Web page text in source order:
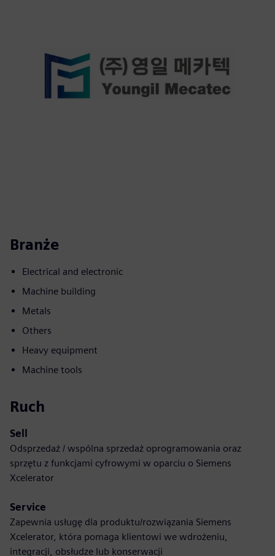
Branże
Electrical and electronic
Machine building
Metals
Others
Heavy equipment
Machine tools
Ruch
Sell
Odsprzedaż / wspólna sprzedaż oprogramowania oraz
sprzętu z funkcjami cyfrowymi w oparciu o Siemens
Xcelerator
Service
Zapewnia usługę dla produktu/rozwiązania Siemens
Xcelerator, która pomaga klientowi we wdrożeniu,
integracji, obsłudze lub konserwacji